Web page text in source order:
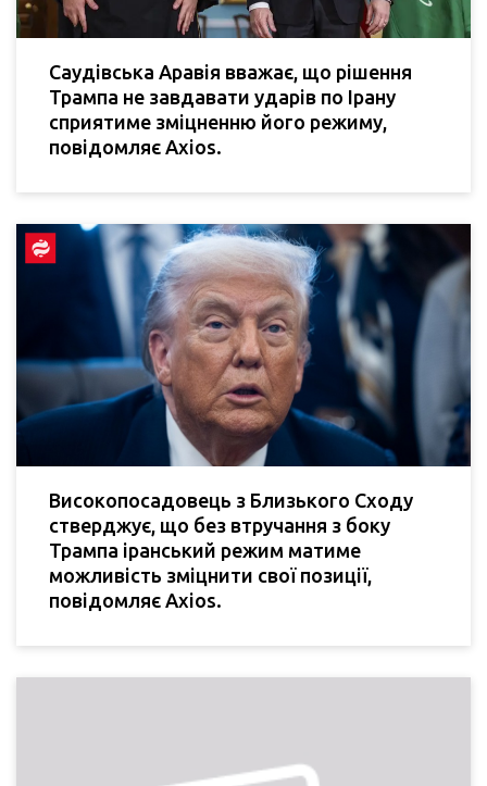
Саудівська Аравія вважає, що рішення
Трампа не завдавати ударів по Ірану
сприятиме зміцненню його режиму,
повідомляє Axios.
Високопосадовець з Близького Сходу
стверджує, що без втручання з боку
Трампа іранський режим матиме
можливість зміцнити свої позиції,
повідомляє Axios.